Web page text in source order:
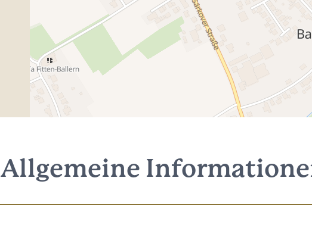
Allgemeine